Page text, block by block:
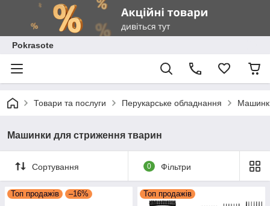
Pokrasote
Товари та послуги Перукарське обладнання
Машинки для стриження тварин
Сортування 0 Фільтри
Топ продажів –16% Топ продажів